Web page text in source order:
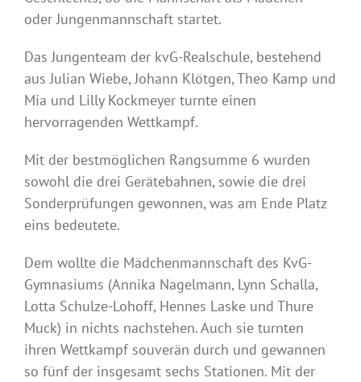
oder Jungenmannschaft startet.
Das Jungenteam der kvG-Realschule, bestehend
aus Julian Wiebe, Johann Klötgen, Theo Kamp und
Mia und Lilly Kockmeyer turnte einen
hervorragenden Wettkampf.
Mit der bestmöglichen Rangsumme 6 wurden
sowohl die drei Gerätebahnen, sowie die drei
Sonderprüfungen gewonnen, was am Ende Platz
eins bedeutete.
Dem wollte die Mädchenmannschaft des KvG-
Gymnasiums (Annika Nagelmann, Lynn Schalla,
Lotta Schulze-Lohoff, Hennes Laske und Thure
Muck) in nichts nachstehen. Auch sie turnten
ihren Wettkampf souverän durch und gewannen
so fünf der insgesamt sechs Stationen. Mit der